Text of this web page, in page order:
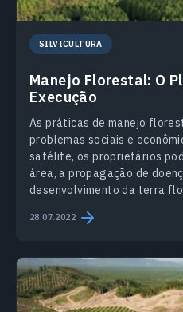
SILVICULTURA
Manejo Florestal: O
Execução
As práticas de manejo
problemas sociais e
satélite, os proprietários
área, a propagação de
desenvolvimento da terra
28.07.2022